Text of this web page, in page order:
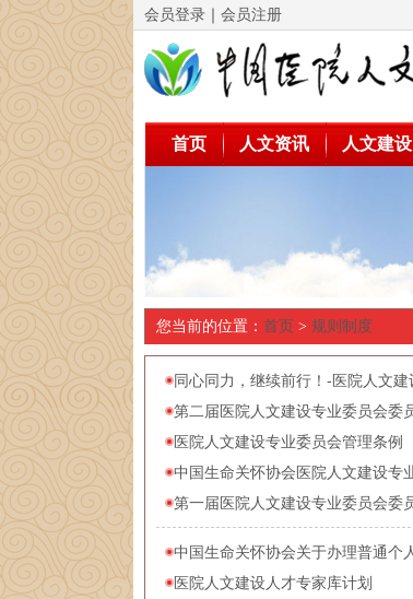
会员登录 ｜ 会员注册
首页 人文资讯 人文建设
您当前的位置： 首页 > 规则制度
同心同力，继续前行！-医院人文
第二届医院人文建设专业委员会委
医院人文建设专业委员会管理条例
中国生命关怀协会医院人文建设专
第一届医院人文建设专业委员会委
中国生命关怀协会关于办理普通个
医院人文建设人才专家库计划